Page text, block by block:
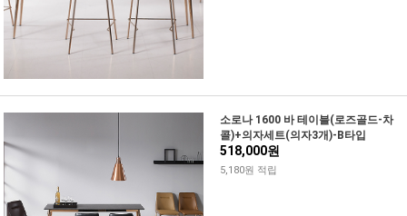
소로나 1600 바 테이블(로즈골드-차
콜)+의자세트(의자3개)-B타입
518,000원
5,180원 적립